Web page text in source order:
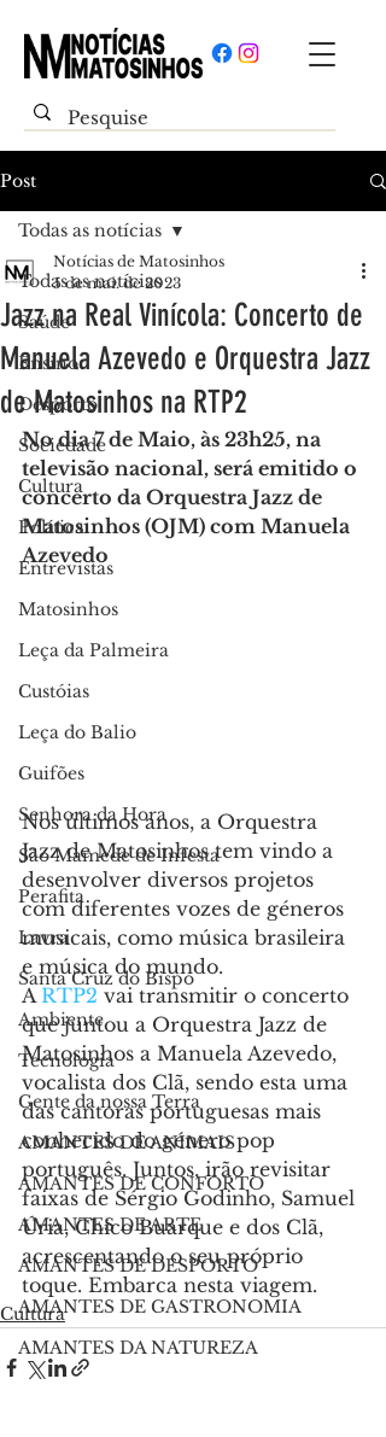
Post
Todas as notícias
Saúde
Ensino
Desporto
Sociedade
Cultura
Política
Entrevistas
Matosinhos
Leça da Palmeira
Custóias
Leça do Balio
Guifões
Senhora da Hora
São Mamede de Infesta
Perafita
Lavra
Santa Cruz do Bispo
Ambiente
Tecnologia
Gente da nossa Terra
AMANTES DE ANIMAIS
AMANTES DE CONFORTO
AMANTES DE ARTE
AMANTES DE DESPORTO
AMANTES DE GASTRONOMIA
AMANTES DA NATUREZA
Todas as notícias
Jazz na Real Vinícola: Concerto de
Manuela Azevedo e Orquestra Jazz
de Matosinhos na RTP2
Notícias de Matosinhos
5 de mai. de 2023
No dia 7 de Maio, às 23h25, na
televisão nacional, será emitido o
concerto da Orquestra Jazz de
Matosinhos (OJM) com Manuela
Azevedo
Nos últimos anos, a Orquestra
Jazz de Matosinhos tem vindo a
desenvolver diversos projetos
com diferentes vozes de géneros
musicais, como música brasileira
e música do mundo.
A RTP2 vai transmitir o concerto
que juntou a Orquestra Jazz de
Matosinhos a Manuela Azevedo,
vocalista dos Clã, sendo esta uma
das cantoras portuguesas mais
conhecido do género pop
português. Juntos, irão revisitar
faixas de Sérgio Godinho, Samuel
Úria, Chico Buarque e dos Clã,
acrescentando o seu próprio
toque. Embarca nesta viagem.
Cultura